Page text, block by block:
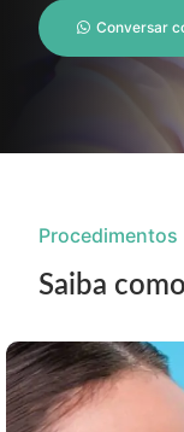
Conversar
Procedimentos
Saiba